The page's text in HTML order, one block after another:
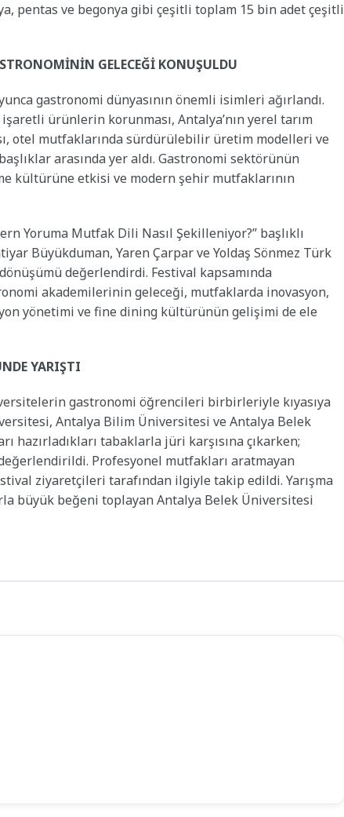
pentas ve begonya gibi çeşitli toplam 15 bin adet çeşitli
GELECEĞİ KONUŞULDU
gastronomi dünyasının önemli isimleri ağırlandı.
ürünlerin korunması, Antalya’nın yerel tarım
otel mutfaklarında sürdürülebilir üretim modelleri ve
arasında yer aldı. Gastronomi sektörünün
kültürüne etkisi ve modern şehir mutfaklarının
Yoruma Mutfak Dili Nasıl Şekilleniyor?” başlıklı
Büyükduman, Yaren Çarpar ve Yoldaş Sönmez Türk
değerlendirdi. Festival kapsamında
akademilerinin geleceği, mutfaklarda inovasyon,
yönetimi ve fine dining kültürünün gelişimi de ele
YARIŞTI
gastronomi öğrencileri birbirleriyle kıyasıya
Antalya Bilim Üniversitesi ve Antalya Belek
hazırladıkları tabaklarla jüri karşısına çıkarken;
Profesyonel mutfakları aratmayan
ziyaretçileri tarafından ilgiyle takip edildi. Yarışma
büyük beğeni toplayan Antalya Belek Üniversitesi